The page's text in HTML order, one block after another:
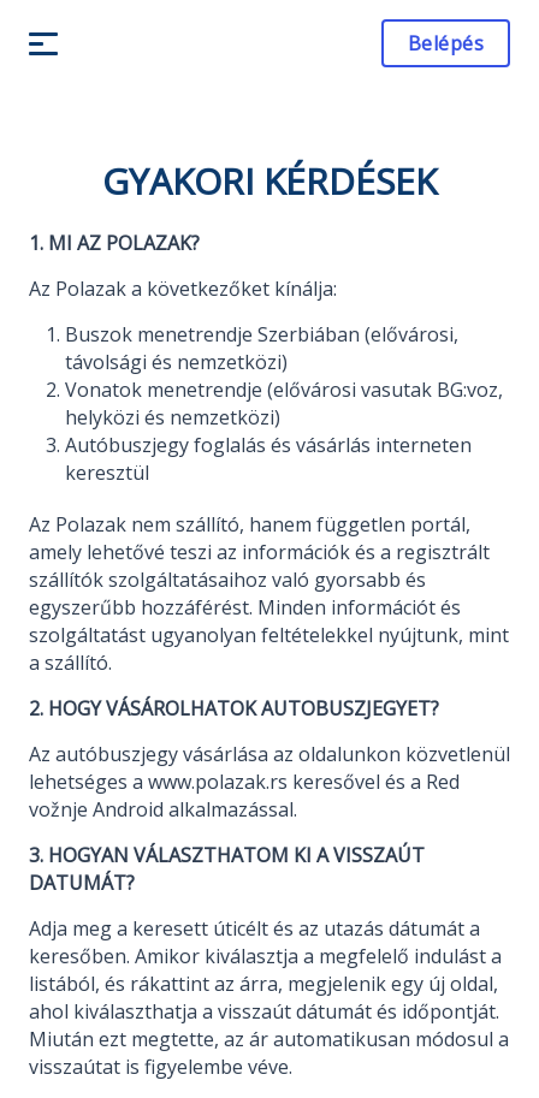
Belépés
GYAKORI KÉRDÉSEK
1. MI AZ POLAZAK?
Az Polazak a következőket kínálja:
Buszok menetrendje Szerbiában (elővárosi,
távolsági és nemzetközi)
Vonatok menetrendje (elővárosi vasutak BG:voz,
helyközi és nemzetközi)
Autóbuszjegy foglalás és vásárlás interneten
keresztül
Az Polazak nem szállító, hanem független portál,
amely lehetővé teszi az információk és a regisztrált
szállítók szolgáltatásaihoz való gyorsabb és
egyszerűbb hozzáférést. Minden információt és
szolgáltatást ugyanolyan feltételekkel nyújtunk, mint
a szállító.
2. HOGY VÁSÁROLHATOK AUTOBUSZJEGYET?
Az autóbuszjegy vásárlása az oldalunkon közvetlenül
lehetséges a www.polazak.rs keresővel és a Red
vožnje Android alkalmazással.
3. HOGYAN VÁLASZTHATOM KI A VISSZAÚT
DATUMÁT?
Adja meg a keresett úticélt és az utazás dátumát a
keresőben. Amikor kiválasztja a megfelelő indulást a
listából, és rákattint az árra, megjelenik egy új oldal,
ahol kiválaszthatja a visszaút dátumát és időpontját.
Miután ezt megtette, az ár automatikusan módosul a
visszaútat is figyelembe véve.